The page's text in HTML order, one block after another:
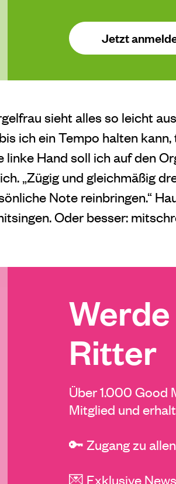
Jetzt
sieht alles so leicht
ich ein Tempo halten
linke Hand soll ich auf den
„Zügig und gleichmäßig
Note reinbringen.“
Oder besser:
Ritter
Über 1.000 Good
Mitglied und
🔑 Zugang zu
💌 Exklusive